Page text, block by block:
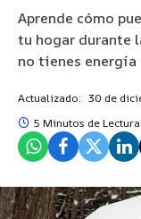
Aprende cómo
tu hogar durante
no tienes
Actualizado: 30 de
5 Minutos de Lectura